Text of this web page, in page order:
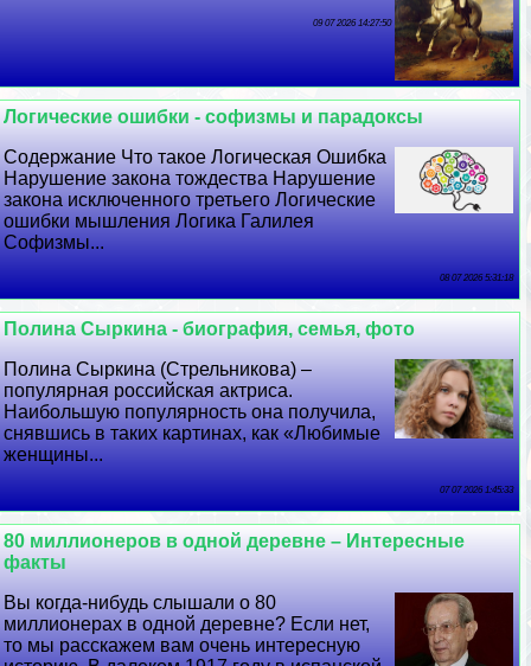
09 07 2026 14:27:50
Логические ошибки - софизмы и парадоксы
Содержание Что такое Логическая Ошибка
Нарушение закона тождества Нарушение
закона исключенного третьего Логические
ошибки мышления Логика Галилея
Софизмы...
08 07 2026 5:31:18
Полина Сыркина - биография, семья, фото
Полина Сыркина (Стрельникова) –
популярная российская актриса.
Наибольшую популярность она получила,
снявшись в таких картинах, как «Любимые
женщины...
07 07 2026 1:45:33
80 миллионеров в одной деревне – Интересные
факты
Вы когда-нибудь слышали о 80
миллионерах в одной деревне? Если нет,
то мы расскажем вам очень интересную